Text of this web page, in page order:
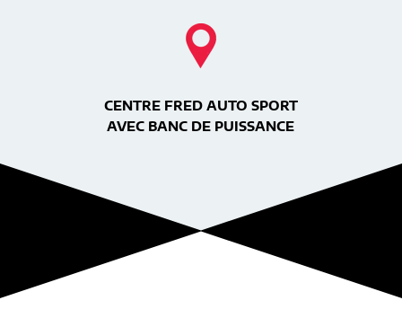
CENTRE FRED AUTO SPORT
AVEC BANC DE PUISSANCE